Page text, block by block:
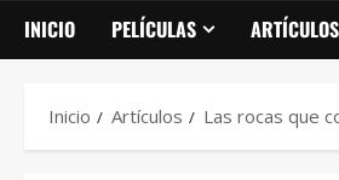
INICIO PELÍCULAS ARTÍCULOS
Inicio Artículos Las rocas que